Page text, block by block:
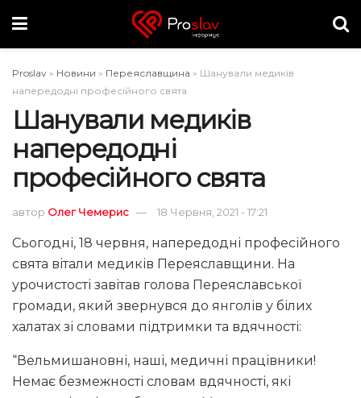
Proslav » Новини » Переяславщина » Шанували медиків
напередодні професійного свята
Шанували медиків
напередодні
професійного свята
автор Олег Чемерис 18 Червня, 2021 - 17:21
Сьогодні, 18 червня, напередодні професійного
свята вітали медиків Переяславщини. На
урочистості завітав голова Переяславської
громади, який звернувся до янголів у білих
халатах зі словами підтримки та вдячності:
“Вельмишановні, наші, медичні працівники!
Немає безмежності словам вдячності, які